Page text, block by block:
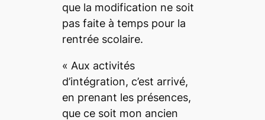
que la modification ne soit
pas faite à temps pour la
rentrée scolaire.
« Aux activités
d’intégration, c’est arrivé,
en prenant les présences,
que ce soit mon ancien